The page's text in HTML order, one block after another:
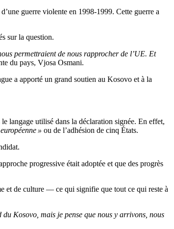
guerre violente en 1998-1999. Cette guerre a
sur la question.
permettraient de nous rapprocher de l’UE. Et
du pays, Vjosa Osmani.
a apporté un grand soutien au Kosovo et à la
langage utilisé dans la déclaration signée. En effet,
» ou de l’adhésion de cinq États.
progressive était adoptée et que des progrès
et de culture — ce qui signifie que tout ce qui reste à
Kosovo, mais je pense que nous y arrivons, nous